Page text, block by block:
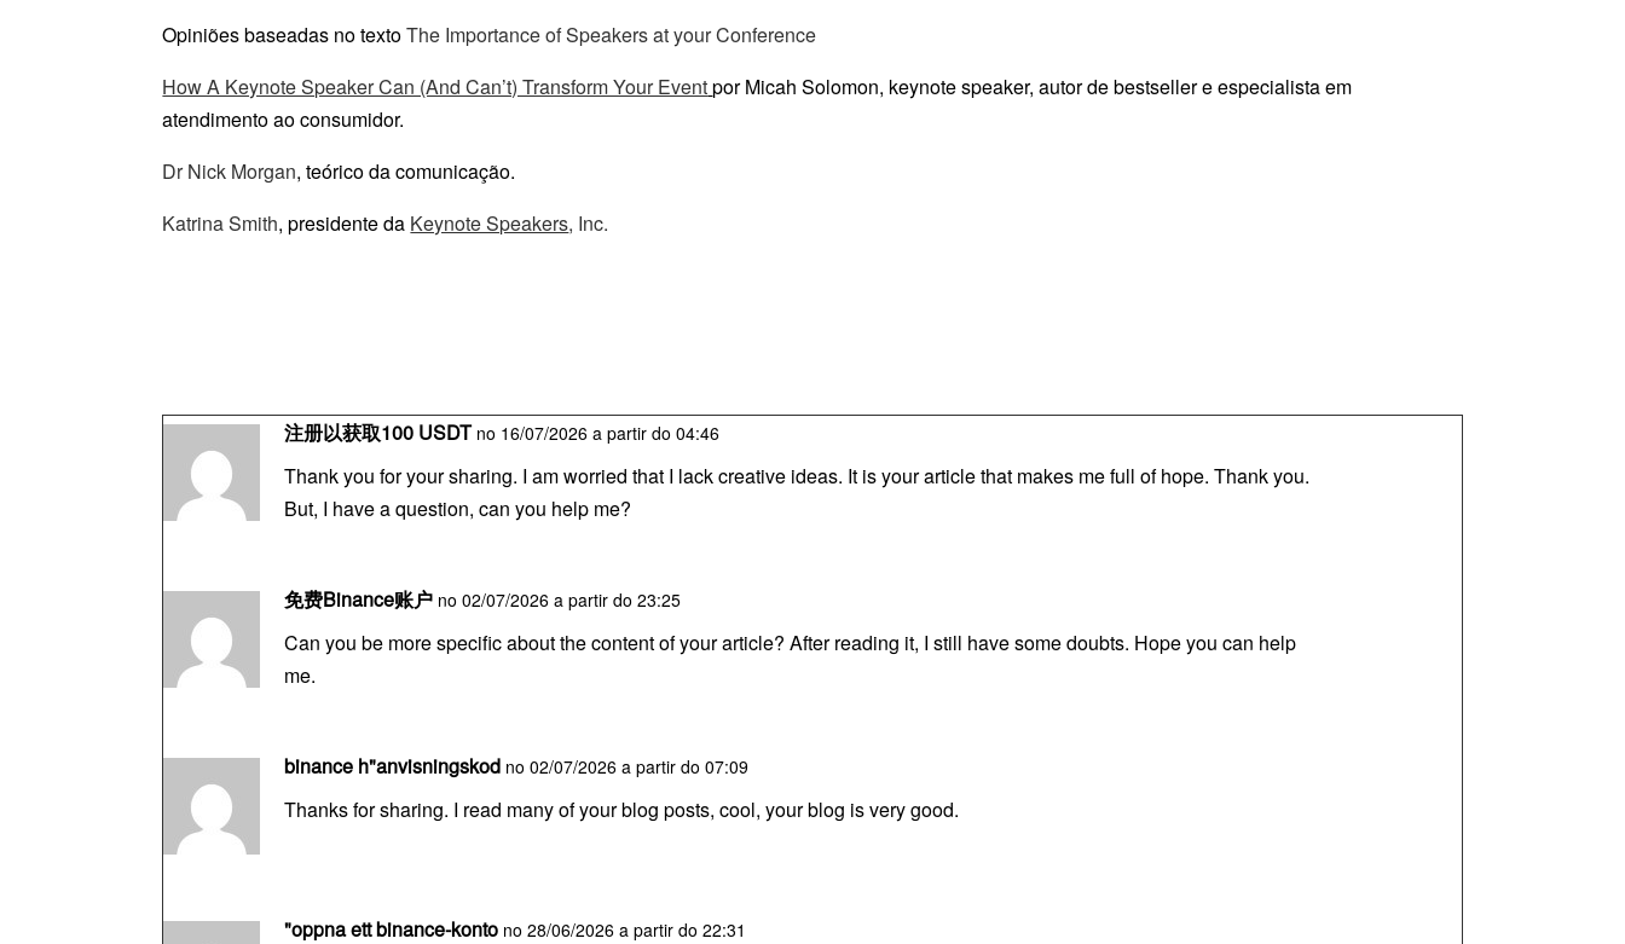
Opiniões baseadas no textoThe Importance of Speakers at your Conference
How A Keynote Speaker Can (And Can’t) Transform Your Eventpor Micah Solomon, keynote speaker, autor de bestseller e especialista em
atendimento ao consumidor.
Dr Nick Morgan, teórico da comunicação.
Katrina Smith, presidente da Keynote Speakers, Inc.
注册以获取100 USDT no 16/07/2026 a partir do 04:46
Thank you for your sharing. I am worried that I lack creative ideas. It is your article that makes me full of hope. Thank you.
But, I have a question, can you help me?
免费Binance账户 no 02/07/2026 a partir do 23:25
Can you be more specific about the content of your article? After reading it, I still have some doubts. Hope you can help
me.
binance h"anvisningskod no 02/07/2026 a partir do 07:09
Thanks for sharing. I read many of your blog posts, cool, your blog is very good.
"oppna ett binance-konto no 28/06/2026 a partir do 22:31